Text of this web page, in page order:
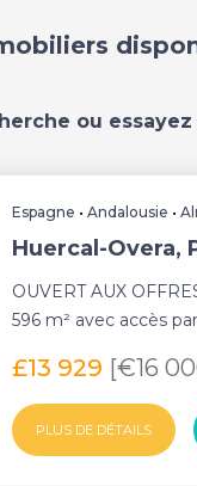
ou
Espagne •Andalousie •
Huercal-Overa,
OUVERT AUX
596 m² avec accès
£13 929 [€16
PLUS DE DÉTAILS